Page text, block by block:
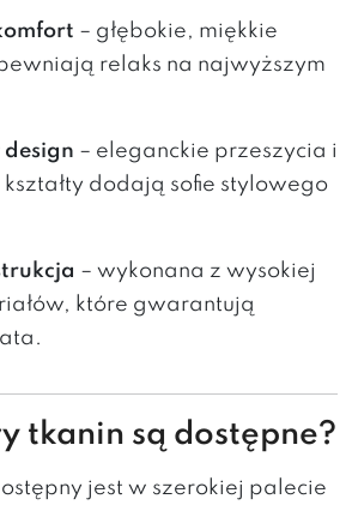
– głębokie, miękkie
relaks na najwyższym
design – eleganckie przeszycia i
dodają sofie stylowego
– wykonana z wysokiej
które gwarantują
tkanin są dostępne?
jest w szerokiej palecie